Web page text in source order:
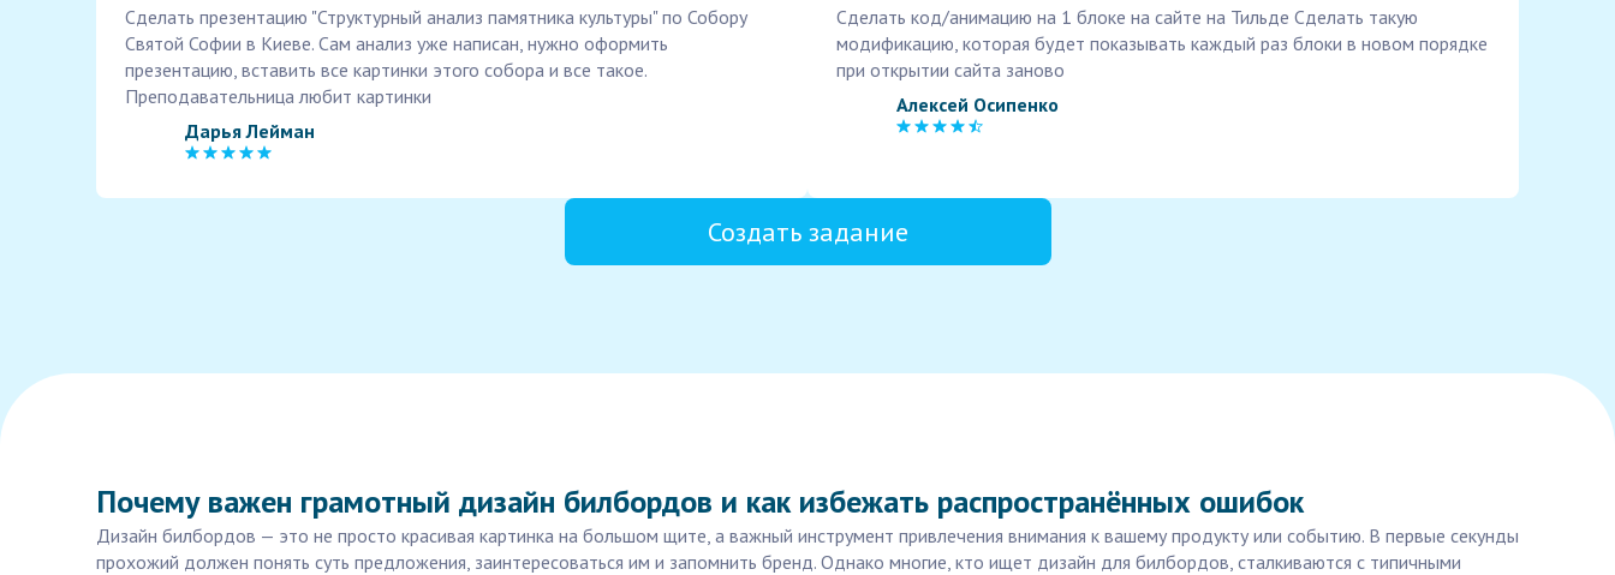
Сделать презентацию "Структурный анализ памятника культуры" по Собору
Святой Софии в Киеве. Сам анализ уже написан, нужно оформить
презентацию, вставить все картинки этого собора и все такое.
Преподавательница любит картинки
Дарья Лейман
Сделать код/анимацию на 1 блоке на сайте на Тильде Сделать такую
модификацию, которая будет показывать каждый раз блоки в новом порядке
при открытии сайта заново
Алексей Осипенко
Создать задание
Почему важен грамотный дизайн билбордов и как избежать распространённых ошибок
Дизайн билбордов — это не просто красивая картинка на большом щите, а важный инструмент привлечения внимания к вашему продукту или событию. В первые секунды
прохожий должен понять суть предложения, заинтересоваться им и запомнить бренд. Однако многие, кто ищет дизайн для билбордов, сталкиваются с типичными